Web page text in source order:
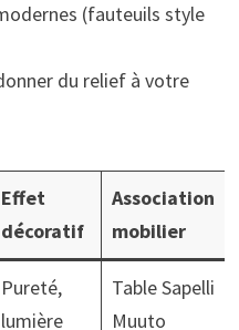
(fauteuils style
du relief à votre
Effet
décoratif
Association
mobilier
Pureté,
lumière
Table Sapelli
Muuto